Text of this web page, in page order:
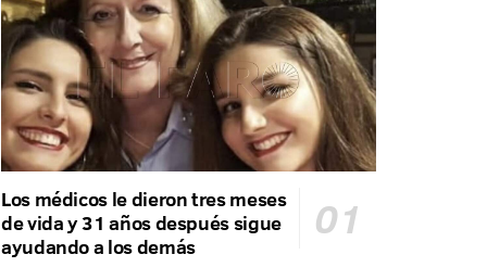
Los médicos le dieron tres meses
de vida y 31 años después sigue
ayudando a los demás